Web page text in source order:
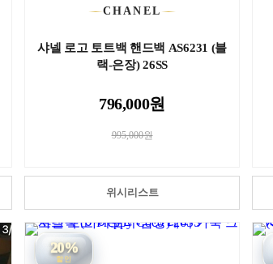
CHANEL
샤넬 로고 토트백 핸드백 AS6231 (블
랙-은장) 26SS
796,000원
995,000원
위시리스트
20%
할인